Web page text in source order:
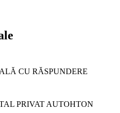
CU RĂSPUNDERE
PRIVAT AUTOHTON